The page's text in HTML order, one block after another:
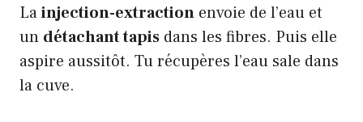
Lainjection-extraction envoie de l’eau et
un détachant tapis dans les fibres. Puis elle
aspire aussitôt. Tu récupères l’eau sale dans
la cuve.